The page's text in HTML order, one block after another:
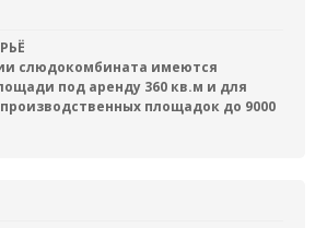
слюдокомбината имеются
под аренду 360 кв.м и для
площадок до 9000